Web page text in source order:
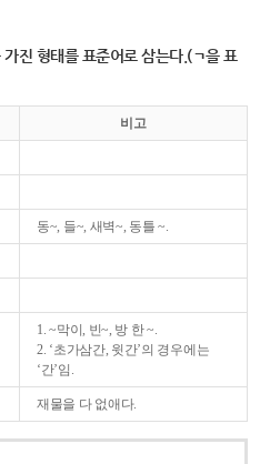
진 형태를 표준어로 삼는다.(ㄱ을 표
비고
동~, 들~, 새벽~, 동틀 ~.
1. ~막이, 빈~, 방 한 ~.
2. ‘초가삼간, 윗간’의 경우에는
‘간’임.
재물을 다 없애다.